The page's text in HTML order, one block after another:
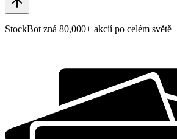
StockBot zná 80,000+ akcií po celém světě